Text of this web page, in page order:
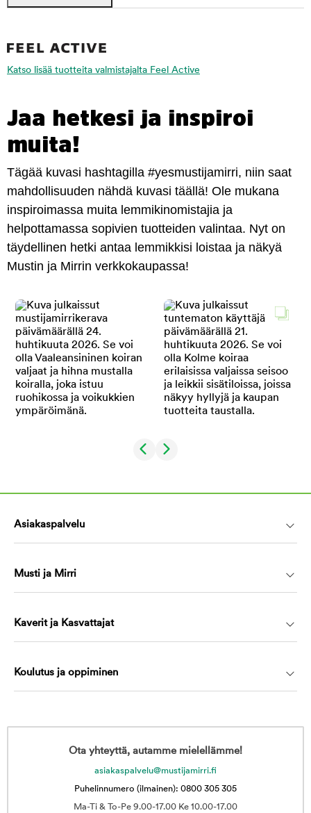
Katso lisää tuotteita valmistajalta Feel Active
Jaa hetkesi ja inspiroi
muita!
Tägää kuvasi hashtagilla #yesmustijamirri, niin saat
mahdollisuuden nähdä kuvasi täällä! Ole mukana
inspiroimassa muita lemmikinomistajia ja
helpottamassa sopivien tuotteiden valintaa. Nyt on
täydellinen hetki antaa lemmikkisi loistaa ja näkyä
Mustin ja Mirrin verkkokaupassa!
Asiakaspalvelu
Musti ja Mirri
Kaverit ja Kasvattajat
Koulutus ja oppiminen
Ota yhteyttä, autamme mielellämme!
asiakaspalvelu@mustijamirri.fi
Puhelinnumero (ilmainen): 0800 305 305
Ma-Ti & To-Pe 9.00-17.00 Ke 10.00-17.00